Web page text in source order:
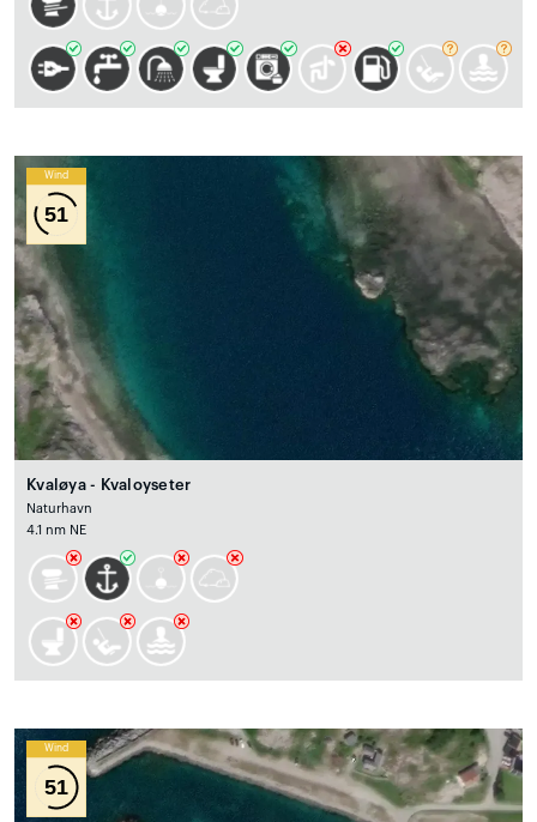
Wind
51
Kvaløya - Kvaloyseter
Naturhavn
4.1 nm NE
Wind
51